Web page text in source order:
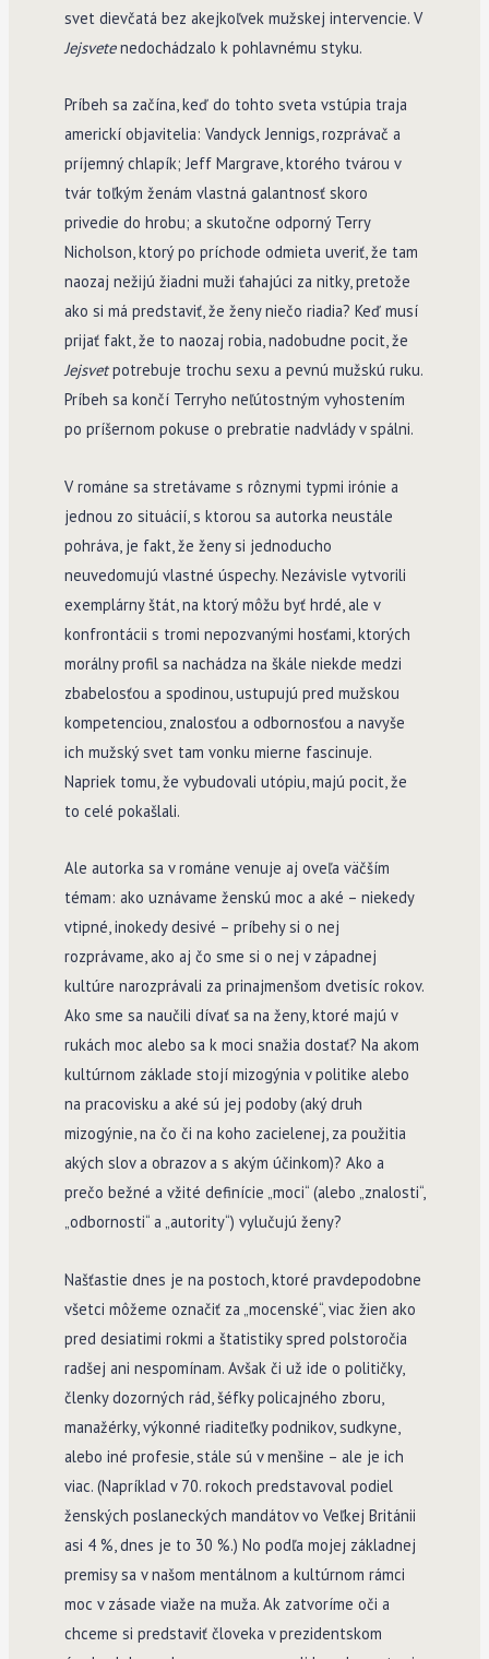
svet dievčatá bez akejkoľvek mužskej intervencie. V
Jejsvetenedochádzalo k pohlavnému styku.
Príbeh sa začína, keď do tohto sveta vstúpia traja
americkí objavitelia: Vandyck Jennigs, rozprávač a
príjemný chlapík; Jeff Margrave, ktorého tvárou v
tvár toľkým ženám vlastná galantnosť skoro
privedie do hrobu; a skutočne odporný Terry
Nicholson, ktorý po príchode odmieta uveriť, že tam
naozaj nežijú žiadni muži ťahajúci za nitky, pretože
ako si má predstaviť, že ženy niečo riadia? Keď musí
prijať fakt, že to naozaj robia, nadobudne pocit, že
Jejsvetpotrebuje trochu sexu a pevnú mužskú ruku.
Príbeh sa končí Terryho neľútostným vyhostením
po príšernom pokuse o prebratie nadvlády v spálni.
V románe sa stretávame s rôznymi typmi irónie a
jednou zo situácií, s ktorou sa autorka neustále
pohráva, je fakt, že ženy si jednoducho
neuvedomujú vlastné úspechy. Nezávisle vytvorili
exemplárny štát, na ktorý môžu byť hrdé, ale v
konfrontácii s tromi nepozvanými hosťami, ktorých
morálny profil sa nachádza na škále niekde medzi
zbabelosťou a spodinou, ustupujú pred mužskou
kompetenciou, znalosťou a odbornosťou a navyše
ich mužský svet tam vonku mierne fascinuje.
Napriek tomu, že vybudovali utópiu, majú pocit, že
to celé pokašlali.
Ale autorka sa v románe venuje aj oveľa väčším
témam: ako uznávame ženskú moc a aké – niekedy
vtipné, inokedy desivé – príbehy si o nej
rozprávame, ako aj čo sme si o nej v západnej
kultúre narozprávali za prinajmenšom dvetisíc rokov.
Ako sme sa naučili dívať sa na ženy, ktoré majú v
rukách moc alebo sa k moci snažia dostať? Na akom
kultúrnom základe stojí mizogýnia v politike alebo
na pracovisku a aké sú jej podoby (aký druh
mizogýnie, na čo či na koho zacielenej, za použitia
akých slov a obrazov a s akým účinkom)? Ako a
prečo bežné a vžité definície „moci“ (alebo „znalosti“,
„odbornosti“ a „autority“) vylučujú ženy?
Našťastie dnes je na postoch, ktoré pravdepodobne
všetci môžeme označiť za „mocenské“, viac žien ako
pred desiatimi rokmi a štatistiky spred polstoročia
radšej ani nespomínam. Avšak či už ide o političky,
členky dozorných rád, šéfky policajného zboru,
manažérky, výkonné riaditeľky podnikov, sudkyne,
alebo iné profesie, stále sú v menšine – ale je ich
viac. (Napríklad v 70. rokoch predstavoval podiel
ženských poslaneckých mandátov vo Veľkej Británii
asi 4 %, dnes je to 30 %.) No podľa mojej základnej
premisy sa v našom mentálnom a kultúrnom rámci
moc v zásade viaže na muža. Ak zatvoríme oči a
chceme si predstaviť človeka v prezidentskom